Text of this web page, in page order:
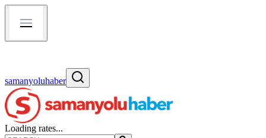
samanyoluhaber
Loading rates...